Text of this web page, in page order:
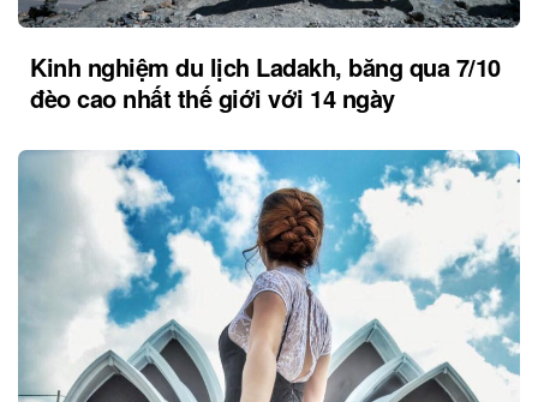
Kinh nghiệm du lịch Ladakh, băng qua 7/10
đèo cao nhất thế giới với 14 ngày